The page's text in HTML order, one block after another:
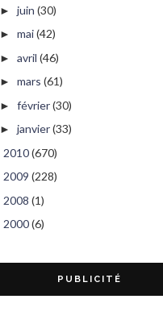
► juin (30)
► mai(42)
► avril (46)
► mars (61)
► février(30)
► janvier(33)
2010(670)
2009 (228)
2008 (1)
2000(6)
PUBLICITÉ